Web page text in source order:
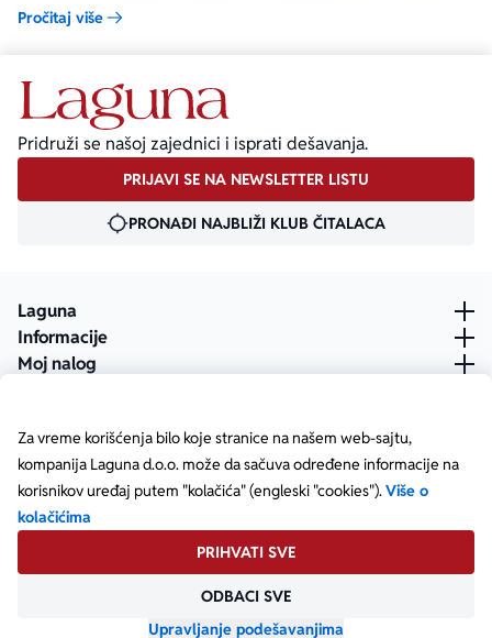
Za vreme korišćenja bilo koje stranice na našem web-sajtu,
kompanija Laguna d.o.o. može da sačuva određene informacije na
korisnikov uređaj putem "kolačića" (engleski "cookies").Više o
kolačićima
PRIHVATI SVE
ODBACI SVE
Upravljanje podešavanjima
moći da se kupi na specijalnom popustu od 30%. Uz ovaj popust ne
Pročitaj više
Pridruži se našoj zajednici i isprati dešavanja.
PRIJAVI SE NA NEWSLETTER LISTU
PRONAĐI NAJBLIŽI KLUB ČITALACA
Laguna
Informacije
Moj nalog
Copyright © Laguna d.o.o. Starine Novaka 23, Beograd •
Matični broj: 17414844
Posetite našu Facebook stranicu
Posetite našu X stranicu
Posetite našu Instagram stranicu
Posetite naš YouTube
Posetite našu TikTok stranicu
Posetite našu LinkedIn stranicu